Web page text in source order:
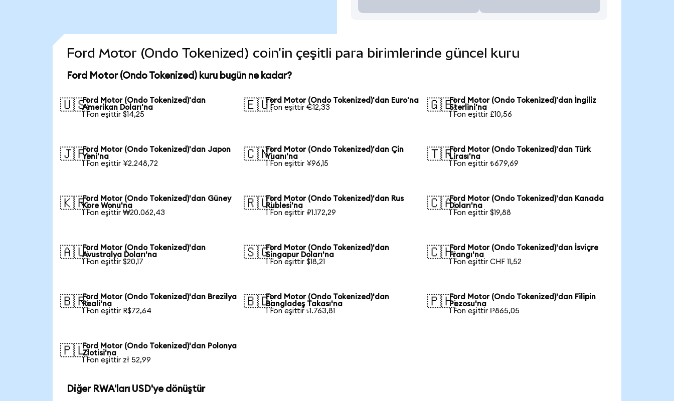
Ford Motor (Ondo Tokenized) coin'in çeşitli para birimlerinde güncel kuru
Ford Motor (Ondo Tokenized) kuru bugün ne kadar?
🇺🇸Ford Motor (Ondo Tokenized)'dan
Amerikan Doları'na
1 Fon eşittir $14,25
🇪🇺Ford Motor (Ondo Tokenized)'dan Euro'na
1 Fon eşittir €12,33
🇬🇧Ford Motor (Ondo Tokenized)'dan İngiliz
Sterlini'na
1 Fon eşittir £10,56
🇯🇵Ford Motor (Ondo Tokenized)'dan Japon
Yeni'na
1 Fon eşittir ¥2.248,72
🇨🇳Ford Motor (Ondo Tokenized)'dan Çin
Yuanı'na
1 Fon eşittir ¥96,15
🇹🇷Ford Motor (Ondo Tokenized)'dan Türk
Lirası'na
1 Fon eşittir ₺679,69
🇰🇷Ford Motor (Ondo Tokenized)'dan Güney
Kore Wonu'na
1 Fon eşittir ₩20.062,43
🇷🇺Ford Motor (Ondo Tokenized)'dan Rus
Rublesi'na
1 Fon eşittir ₽1.172,29
🇨🇦Ford Motor (Ondo Tokenized)'dan Kanada
Doları'na
1 Fon eşittir $19,88
🇦🇺Ford Motor (Ondo Tokenized)'dan
Avustralya Doları'na
1 Fon eşittir $20,17
🇸🇬Ford Motor (Ondo Tokenized)'dan
Singapur Doları'na
1 Fon eşittir $18,21
🇨🇭Ford Motor (Ondo Tokenized)'dan İsviçre
Frangı'na
1 Fon eşittir CHF 11,52
🇧🇷Ford Motor (Ondo Tokenized)'dan Brezilya
Reali'na
1 Fon eşittir R$72,64
🇧🇩Ford Motor (Ondo Tokenized)'dan
Bangladeş Takası'na
1 Fon eşittir ৳1.763,81
🇵🇭Ford Motor (Ondo Tokenized)'dan Filipin
Pezosu'na
1 Fon eşittir ₱865,05
🇵🇱Ford Motor (Ondo Tokenized)'dan Polonya
Zlotisi'na
1 Fon eşittir zł 52,99
Diğer RWA'ları USD'ye dönüştür